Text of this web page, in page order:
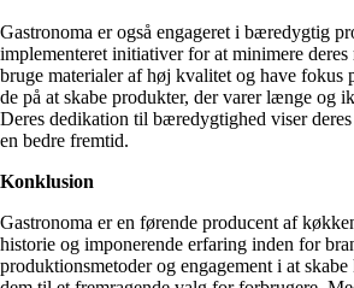
Gastronoma er også engageret i bæredygtig
implementeret initiativer for at minimere
bruge materialer af høj kvalitet og have fokus
de på at skabe produkter, der varer længe og
Deres dedikation til bæredygtighed viser deres
en bedre fremtid.
Konklusion
Gastronoma er en førende producent af
historie og imponerende erfaring inden for
produktionsmetoder og engagement i at